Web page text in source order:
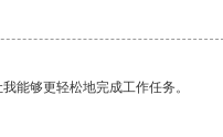
能够更轻松地完成工作任务。